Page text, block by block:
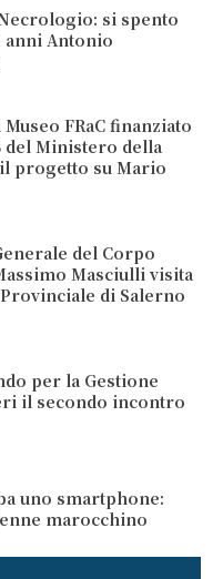
si spento
anni Antonio
FRaC finanziato
del Ministero della
progetto su Mario
del Corpo
Masciulli visita
di Salerno
per la Gestione
il secondo incontro
uno smartphone:
marocchino